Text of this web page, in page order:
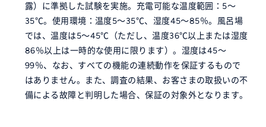
露）に準拠した試験を実施。充電可能な温度範囲：5～
35℃。使用環境：温度5～35℃、湿度45～85％。風呂場
では、温度は5～45℃（ただし、温度36℃以上または湿度
86％以上は一時的な使用に限ります）。湿度は45～
99％、なお、すべての機能の連続動作を保証するもので
はありません。また、調査の結果、お客さまの取扱いの不
備による故障と判明した場合、保証の対象外となります。